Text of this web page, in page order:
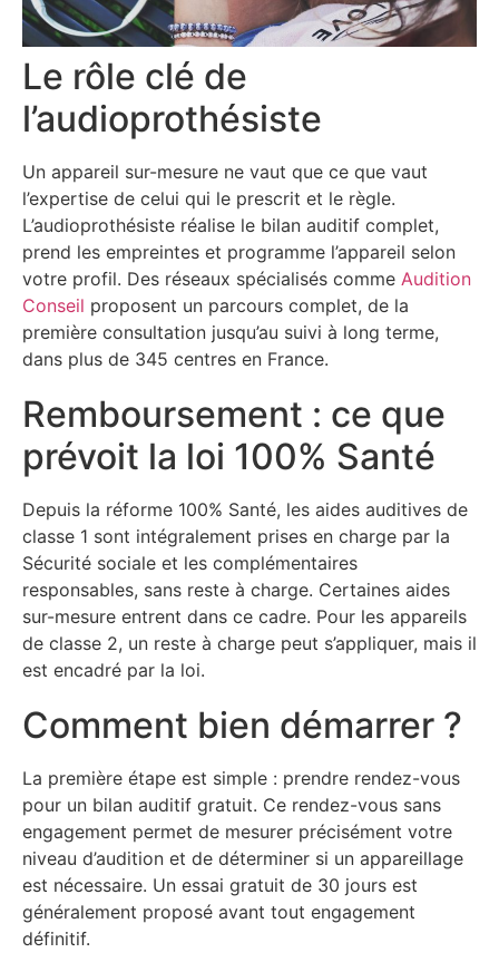
Le rôle clé de
l’audioprothésiste
Un appareil sur-mesure ne vaut que ce que vaut
l’expertise de celui qui le prescrit et le règle.
L’audioprothésiste réalise le bilan auditif complet,
prend les empreintes et programme l’appareil selon
votre profil. Des réseaux spécialisés comme Audition
Conseil proposent un parcours complet, de la
première consultation jusqu’au suivi à long terme,
dans plus de 345 centres en France.
Remboursement : ce que
prévoit la loi 100% Santé
Depuis la réforme 100% Santé, les aides auditives de
classe 1 sont intégralement prises en charge par la
Sécurité sociale et les complémentaires
responsables, sans reste à charge. Certaines aides
sur-mesure entrent dans ce cadre. Pour les appareils
de classe 2, un reste à charge peut s’appliquer, mais il
est encadré par la loi.
Comment bien démarrer ?
La première étape est simple : prendre rendez-vous
pour un bilan auditif gratuit. Ce rendez-vous sans
engagement permet de mesurer précisément votre
niveau d’audition et de déterminer si un appareillage
est nécessaire. Un essai gratuit de 30 jours est
généralement proposé avant tout engagement
définitif.